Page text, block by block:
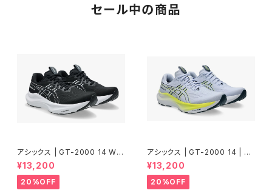
セール中の商品
アシックス | GT-2000 14 WID
E | BLACK/WHITE | Women
¥13,200
20%OFF
アシックス | GT-2000 14 | BL
UE FADE/TRANQUIL TEAL |
Men
¥13,200
20%OFF